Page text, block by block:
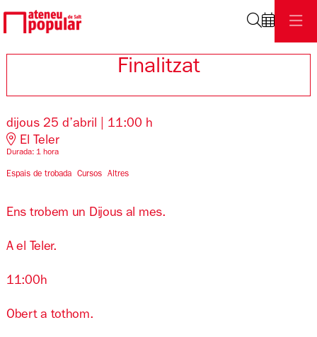
Finalitzat
dijous 25 d’abril
11:00 h
El Teler
Durada: 1 hora
Espais de trobada Cursos Altres
Ens trobem un Dijous al mes.
A el Teler.
11:00h
Obert a tothom.